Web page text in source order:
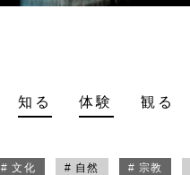
知る 体験 観る
# 文化 # 自然 # 宗教